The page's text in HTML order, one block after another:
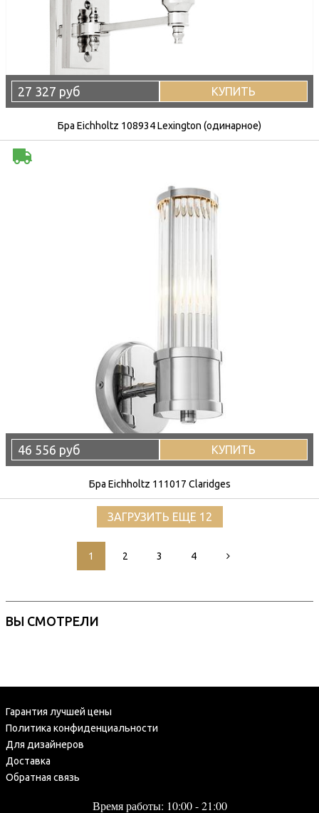
27 327 руб КУПИТЬ
Бра Eichholtz 108934 Lexington (одинарное)
46 556 руб КУПИТЬ
Бра Eichholtz 111017 Claridges
ЗАГРУЗИТЬ ЕЩЕ 12
1 2 3 4
ВЫ СМОТРЕЛИ
Гарантия лучшей цены
Политика конфиденциальности
Для дизайнеров
Доставка
Обратная связь
Время работы: 10:00 - 21:00